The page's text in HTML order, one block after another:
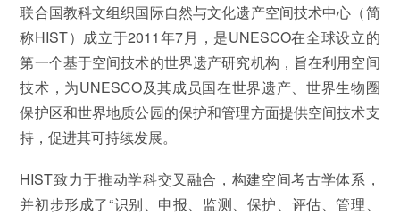
联合国教科文组织国际自然与文化遗产空间技术中心（简
称HIST）成立于2011年7月，是UNESCO在全球设立的
第一个基于空间技术的世界遗产研究机构，旨在利用空间
技术，为UNESCO及其成员国在世界遗产、世界生物圈
保护区和世界地质公园的保护和管理方面提供空间技术支
持，促进其可持续发展。
HIST致力于推动学科交叉融合，构建空间考古学体系，
并初步形成了“识别、申报、监测、保护、评估、管理、